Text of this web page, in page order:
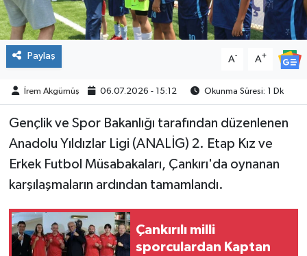
Paylaş A- A+
İrem Akgümüş 06.07.2026 - 15:12 Okunma Süresi: 1 Dk
Gençlik ve Spor Bakanlığı tarafından düzenlenen
Anadolu Yıldızlar Ligi (ANALİG) 2. Etap Kız ve
Erkek Futbol Müsabakaları, Çankırı'da oynanan
karşılaşmaların ardından tamamlandı.
Çankırılı milli
sporculardan Kaptan
KÜLTÜR
TURİZM
MAGAZİN
VEFAT
BİLİM&TEKNOLOJİ
TÜRKİYE